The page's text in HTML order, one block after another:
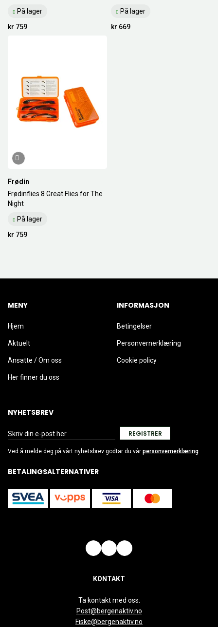
På lager
kr 759
På lager
kr 669
Frødin
Frødinflies 8 Great Flies for The
Night
På lager
kr 759
MENY
Hjem
Aktuelt
Ansatte / Om oss
Her finner du oss
INFORMASJON
Betingelser
Personvernerklæring
Cookie policy
NYHETSBREV
REGISTRER
Ved å melde deg på vårt nyhetsbrev godtar du vår personvernerklæring
BETALINGSALTERNATIVER
KONTAKT
Ta kontakt med oss:
Post@bergenaktiv.no
Fiske@bergenaktiv.no